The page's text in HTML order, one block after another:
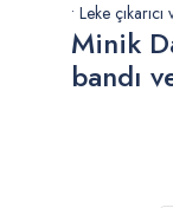
• Leke
Minik
bandı